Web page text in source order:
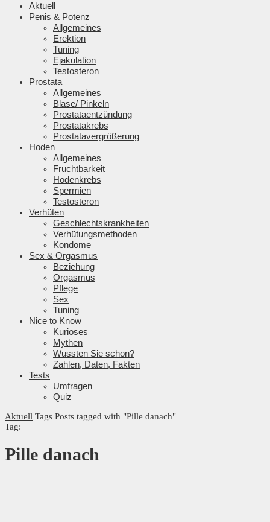
Aktuell
Penis & Potenz
Allgemeines
Erektion
Tuning
Ejakulation
Testosteron
Prostata
Allgemeines
Blase/ Pinkeln
Prostataentzündung
Prostatakrebs
Prostatavergrößerung
Hoden
Allgemeines
Fruchtbarkeit
Hodenkrebs
Spermien
Testosteron
Verhüten
Geschlechtskrankheiten
Verhütungsmethoden
Kondome
Sex & Orgasmus
Beziehung
Orgasmus
Pflege
Sex
Tuning
Nice to Know
Kurioses
Mythen
Wussten Sie schon?
Zahlen, Daten, Fakten
Tests
Umfragen
Quiz
Aktuell Tags Posts tagged with "Pille danach"
Tag:
Pille danach